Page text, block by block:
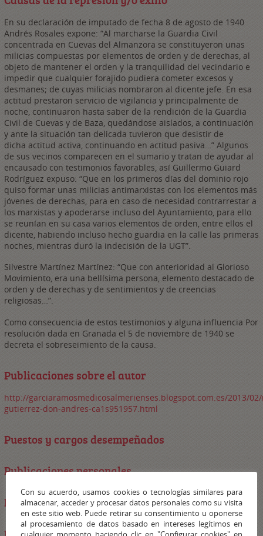
En su declaración de imputado de fecha 8 de agosto de 1940
Andrés Rosales expone: “Al marcharse la Guardia Civil
concentrada en Cuevas del Almanzora se constituyeron unas
milicias compuestas por elementos de orden y de derechas, al
objeto de mantener el orden y la tranquilidad del vecindario e
impedir que cualquier forajido pudiera cometer excesos y
desmanes; de cuyas milicias nombraron al dicente jefe. En esa
actitud prestaron servicio de vigilancia y principalmente de
noche, continuaron hasta saber de la rendición de la Guardia
Civil de Cuevas y de Baza, quedándose aislados, a continuación
y ante la situación tan delicada tuvieron que desistir de
dicha actitud activa, continuando en actitud pasiva…” Algunos
de sus vecinos comparecen en el sumario y tratan de ayudar al
encausado con testimonios favorables, así Guillermo Guiard
Rodríguez expuso: “Que en los primeros días del dominio rojo
quiso formar unas milicias antimarxistas con los elementos más
jóvenes de derechas, para en caso de necesidad contrarrestar a
los marxistas y apoderarse incluso del Ayuntamiento, para ello
se reunían en su casa varios elementos de orden, entre ellos el
dicente, habiendo incluso hecho guardia en la calle las primeras
noches, mientras duró la indecisión de la UGT”.
Silvestre Martínez Martínez: “Que con anterioridad al Glorioso
Movimiento, era una bellísima persona, elemento destacado de
orden y de derechas y de sentimientos y de creencias
religiosas…”.
Como consecuencia de estos testimonios y alguna influencia Por
resolución dada en Granada el 5 de noviembre de 1940 se
decreta el sobreseimiento de la causa.
Publicaciones sobre el autor
http://garciaramosmedicosalmerienses.blogspot.com.es/2013/
gutierrez-don-andres-ca1s951957.html
Puestos y cargos desempeñados
Publicaciones personales
Fuentes de archivo
Con su acuerdo, usamos cookies o tecnologías similares para
almacenar, acceder y procesar datos personales como su visita
en este sitio web. Puede retirar su consentimiento u oponerse
al procesamiento de datos basado en intereses legítimos en